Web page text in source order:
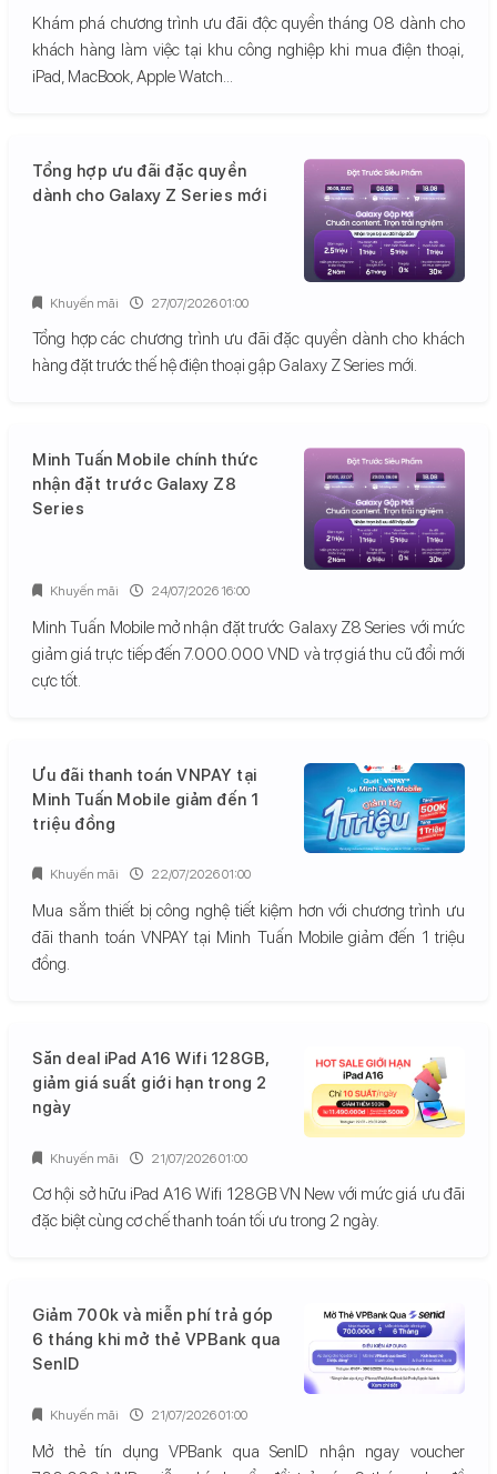
Khám phá chương trình ưu đãi độc quyền tháng 08 dành cho
khách hàng làm việc tại khu công nghiệp khi mua điện thoại,
iPad, MacBook, Apple Watch...
Tổng hợp ưu đãi đặc quyền
dành cho Galaxy Z Series mới
Tổng hợp các chương trình ưu đãi đặc quyền dành cho khách
hàng đặt trước thế hệ điện thoại gập Galaxy Z Series mới.
Khuyến mãi 27/07/2026 01:00
Minh Tuấn Mobile chính thức
nhận đặt trước Galaxy Z8
Series
Minh Tuấn Mobile mở nhận đặt trước Galaxy Z8 Series với mức
giảm giá trực tiếp đến 7.000.000 VND và trợ giá thu cũ đổi mới
cực tốt.
Khuyến mãi 24/07/2026 16:00
Ưu đãi thanh toán VNPAY tại
Minh Tuấn Mobile giảm đến 1
triệu đồng
Mua sắm thiết bị công nghệ tiết kiệm hơn với chương trình ưu
đãi thanh toán VNPAY tại Minh Tuấn Mobile giảm đến 1 triệu
đồng.
Khuyến mãi 22/07/2026 01:00
Săn deal iPad A16 Wifi 128GB,
giảm giá suất giới hạn trong 2
ngày
Cơ hội sở hữu iPad A16 Wifi 128GB VN New với mức giá ưu đãi
đặc biệt cùng cơ chế thanh toán tối ưu trong 2 ngày.
Khuyến mãi 21/07/2026 01:00
Giảm 700k và miễn phí trả góp
6 tháng khi mở thẻ VPBank qua
SenID
Mở thẻ tín dụng VPBank qua SenID nhận ngay voucher
Khuyến mãi 21/07/2026 01:00